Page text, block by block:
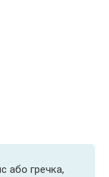
або гречка,